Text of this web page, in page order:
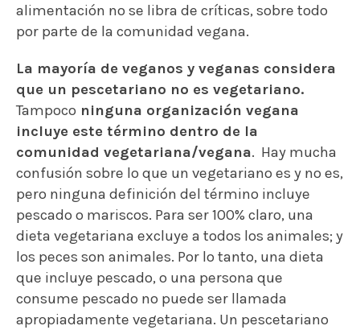
alimentación no se libra de críticas, sobre todo
por parte de la comunidad vegana.
La mayoría de veganos y veganas considera
que un pescetariano no es vegetariano.
Tampoco ninguna organización vegana
incluye este término dentro de la
comunidad vegetariana/vegana. Hay mucha
confusión sobre lo que un vegetariano es y no es,
pero ninguna definición del término incluye
pescado o mariscos. Para ser 100% claro, una
dieta vegetariana excluye a todos los animales; y
los peces son animales. Por lo tanto, una dieta
que incluye pescado, o una persona que
consume pescado no puede ser llamada
apropiadamente vegetariana. Un pescetariano